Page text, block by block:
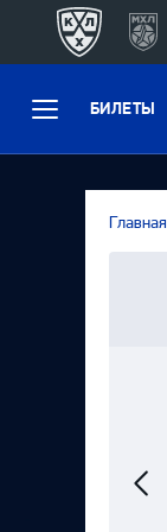
БИЛЕТЫ
Главная
матч